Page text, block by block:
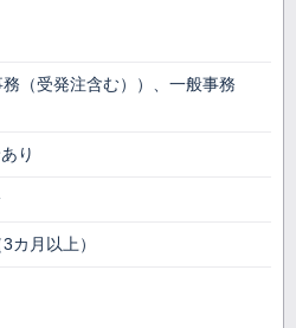
（受発注含む））、一般事務
り
カ月以上）